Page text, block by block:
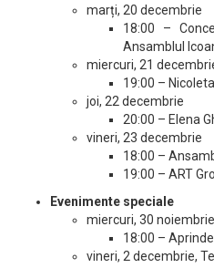
marți, 20 decembrie
18:00 –
Ansamblul
miercuri, 21
19:00 –
joi, 22 decembrie
20:00 – Elena
vineri, 23 decembrie
18:00 –
19:00 – ART
Evenimente speciale
miercuri, 30
18:00 –
vineri, 2 decembrie,